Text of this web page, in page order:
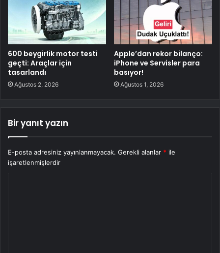
600 beygirlik motor testi
geçti: Araçlar için
tasarlandı
Ağustos 2, 2026
Apple’dan rekor bilanço:
iPhone ve Servisler para
basıyor!
Ağustos 1, 2026
Bir yanıt yazın
E-posta adresiniz yayınlanmayacak. Gerekli alanlar * ile
işaretlenmişlerdir